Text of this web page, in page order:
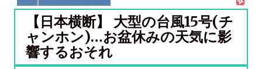
【日本横断】 大型の台風15号(チ
ャンホン)…お盆休みの天気に影
響するおそれ